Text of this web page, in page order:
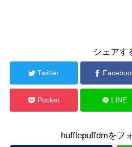
シェアす
Twitter
Pocket LINE
hufflepuffdmをフ